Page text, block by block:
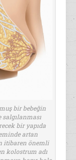
bir bebeğin
bir yapıda
artan
itibaren önemli
kolostrum adı